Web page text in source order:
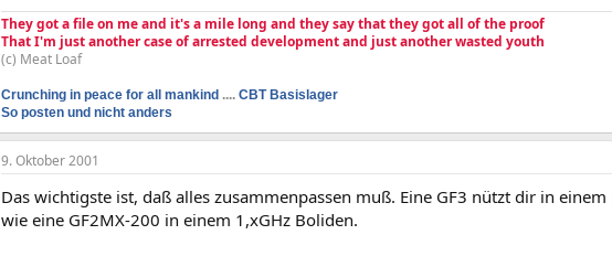
They got a file on me and it's a mile long and they say that they got all of the proof
That I'm just another case of arrested development and just another wasted youth
(c) Meat Loaf
Crunching in peace for all mankind .... CBT Basislager
So posten und nicht anders
9. Oktober 2001
Das wichtigste ist, daß alles zusammenpassen muß. Eine GF3 nützt dir in
wie eine GF2MX-200 in einem 1,xGHz Boliden.